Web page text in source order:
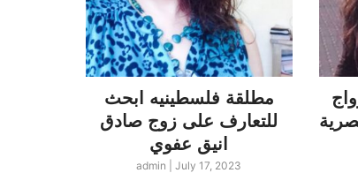
مطلقة فلسطينيه ابحث
للتعارف على زوج صادق
انيق عفوي
admin |July 17, 2023